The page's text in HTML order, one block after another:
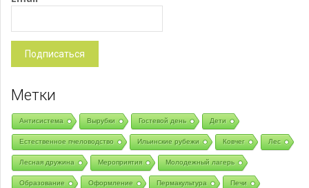
Метки
Антисистема Вырубки Гостевой день Дети
Естественное пчеловодство Ильинские рубежи Ковчег Лес
Лесная дружина Мероприятия Молодежный лагерь
Образование Оформление Пермакультура Печи